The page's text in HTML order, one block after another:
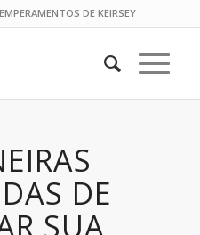
DE KEIRSEY
DE
SUA